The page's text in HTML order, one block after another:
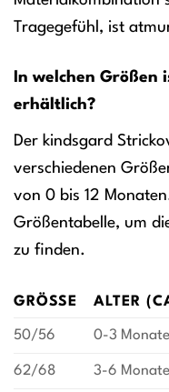
Tragegefühl, ist
In welchen Größen
erhältlich?
Der kindsgard
verschiedenen
von 0 bis 12
Größentabelle, um
zu finden.
GRÖSSE ALTER
50/56 0-3 Monate
62/68 3-6 Monate